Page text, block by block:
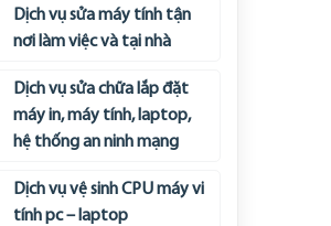
Dịch vụ sửa máy tính tận
nơi làm việc và tại nhà
Dịch vụ sửa chữa lắp đặt
máy in, máy tính, laptop,
hệ thống an ninh mạng
Dịch vụ vệ sinh CPU máy vi
tính pc – laptop